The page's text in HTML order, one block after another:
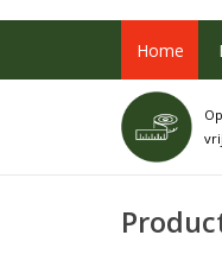
Home